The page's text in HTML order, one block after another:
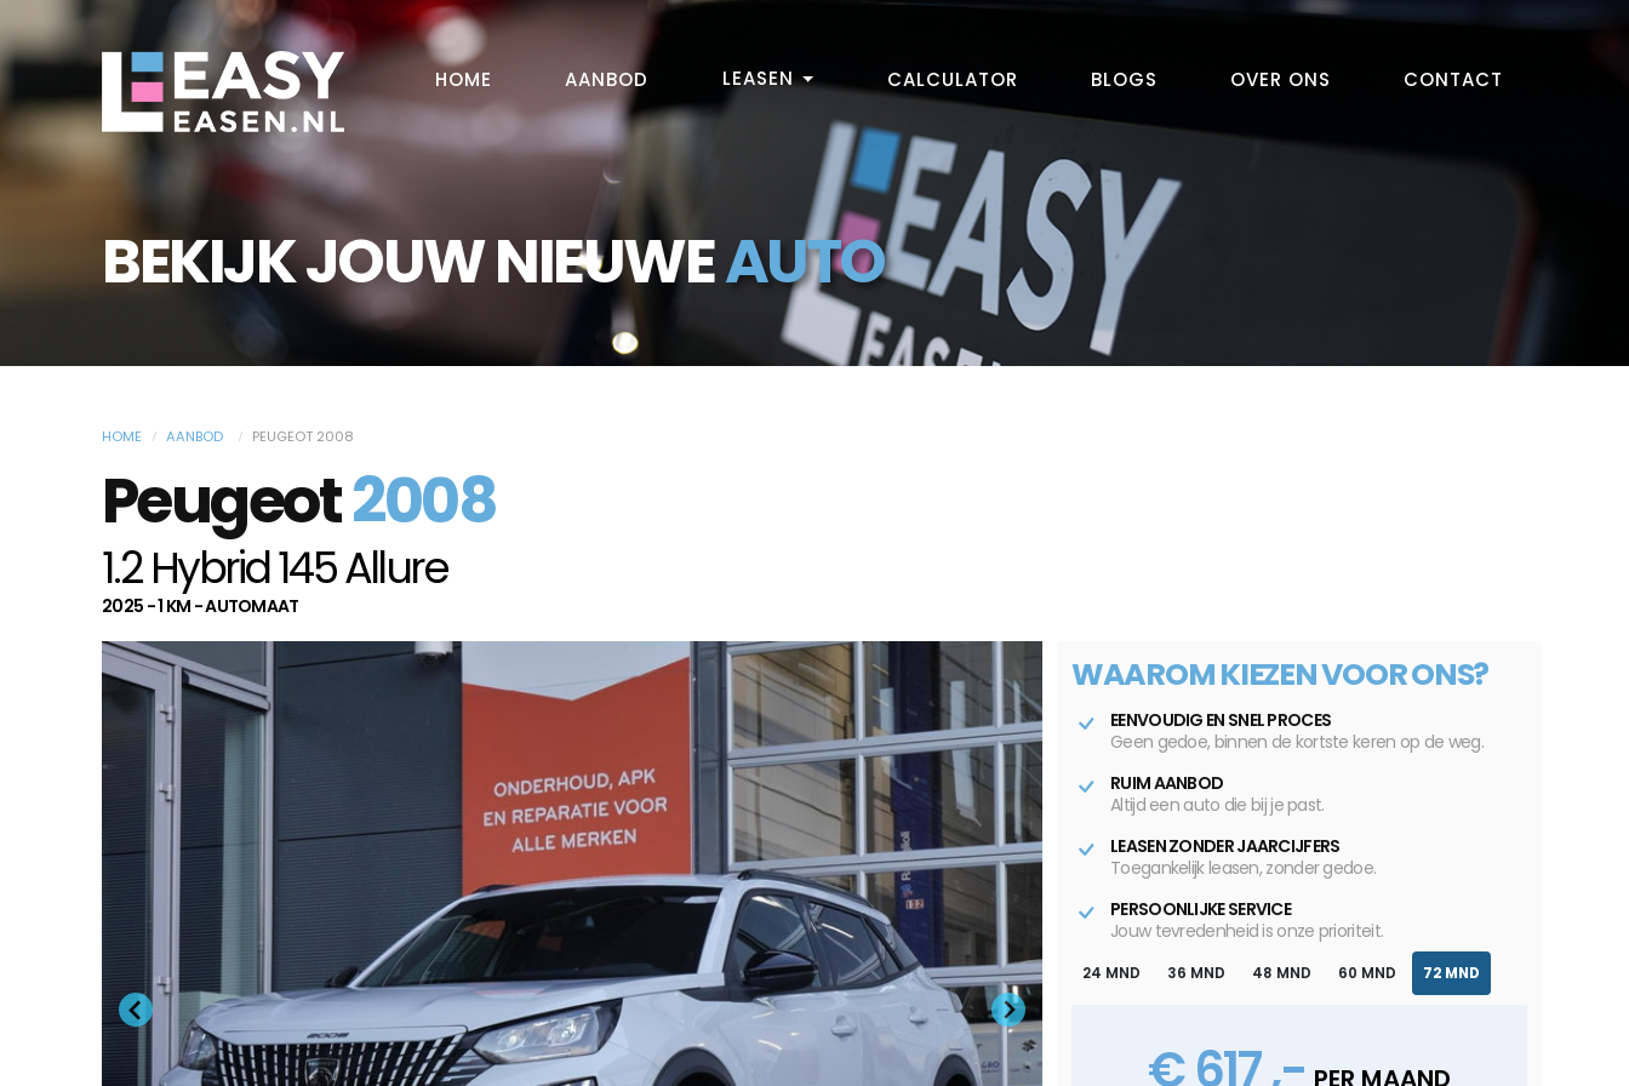
HOME AANBOD LEASEN CALCULATOR BLOGS OVER ONS CONTACT
BEKIJK JOUW NIEUWEAUTO
HOME AANBOD PEUGEOT 2008
Peugeot2008
1.2 Hybrid 145 Allure
2025 - 1 KM - AUTOMAAT
WAAROM KIEZEN VOOR ONS?
EENVOUDIG EN SNEL PROCES
Geen gedoe, binnen de kortste keren op de weg.
RUIM AANBOD
Altijd een auto die bij je past.
LEASEN ZONDER JAARCIJFERS
Toegankelijk leasen, zonder gedoe.
PERSOONLIJKE SERVICE
Jouw tevredenheid is onze prioriteit.
24 MND 36 MND 48 MND 60 MND 72 MND
€ 617 ,- PER MAAND